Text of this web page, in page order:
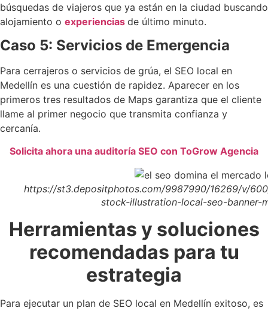
búsquedas de viajeros que ya están en la ciudad buscando
alojamiento o experiencias de último minuto.
Caso 5: Servicios de Emergencia
Para cerrajeros o servicios de grúa, el SEO local en
Medellín es una cuestión de rapidez. Aparecer en los
primeros tres resultados de Maps garantiza que el cliente
llame al primer negocio que transmita confianza y
cercanía.
Solicita ahora una auditoría SEO con ToGrow Agencia
https://st3.depositphotos.com/9987990/16269/v/
stock-illustration-local-seo-banner-
Herramientas y soluciones
recomendadas para tu
estrategia
Para ejecutar un plan de SEO local en Medellín exitoso, es